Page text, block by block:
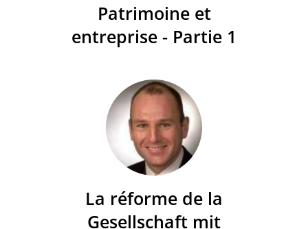
Patrimoine et
entreprise - Partie 1
La réforme de la
Gesellschaft mit